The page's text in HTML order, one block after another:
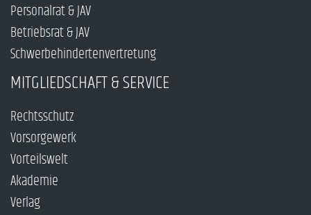
Personalrat & JAV
Betriebsrat & JAV
Schwerbehindertenvertretung
MITGLIEDSCHAFT & SERVICE
Rechtsschutz
Vorsorgewerk
Vorteilswelt
Akademie
Verlag